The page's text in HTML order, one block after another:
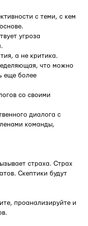
с теми, с кем
угроза
а не критика.
что можно
еще более
со своими
диалога с
команды,
страха. Страх
Скептики будут
проанализируйте и